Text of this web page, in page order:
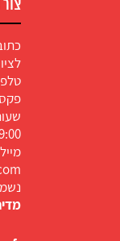
פקס: 03-
19:00, ו